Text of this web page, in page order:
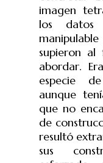
imagen
los datos
supieron
abordar.
especie
aunque
que no
de
resultó
sus